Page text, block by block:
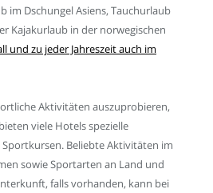
im Dschungel Asiens, Tauchurlaub
Kajakurlaub in der norwegischen
und zu jeder Jahreszeit auch im
Aktivitäten auszuprobieren,
viele Hotels spezielle
Beliebte Aktivitäten im
sowie Sportarten an Land und
falls vorhanden, kann bei